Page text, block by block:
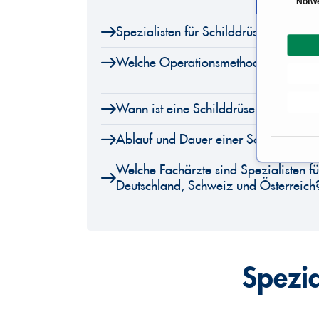
n
g
n
g
w
a
Spezialisten für
Welche Operationsmethoden der
Wann ist eine Schilddrüsenoperation
Ablauf und Dauer einer
Welche Fachärzte sind Spezialisten
Deutschland, Schweiz und